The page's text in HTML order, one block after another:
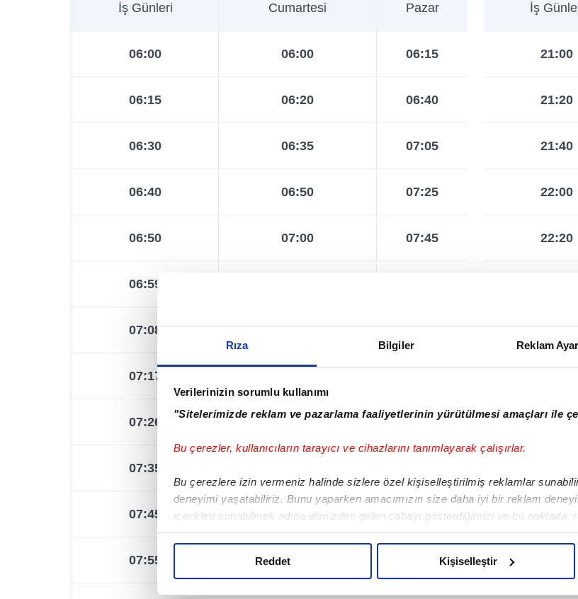
Rıza Bilgiler Reklam
Verilerinizin sorumlu kullanımı
"Sitelerimizde reklam ve pazarlama faaliyetlerinin yürütülmesi amaçları ile
Bu çerezler, kullanıcıların tarayıcı ve cihazlarını tanımlayarak çalışırlar.
Bu çerezlere izin vermeniz halinde sizlere özel kişiselleştirilmiş reklamlar
deneyimi yaşatabiliriz. Bunu yaparken amacımızın size daha iyi bir reklam
içerikleri sunabilmek adına elimizden gelen çabayı gösterdiğimizi ve bu noktada,
noktasında tek gelir kalemimiz olduğunu sizlere hatırlatmak isteriz.
Her halükârda, kullanıcılar, bu çerezlere izin vermedikleri takdirde, kullanıcılara
Reddet Kişiselleştir
İş Günleri Cumartesi Pazar
06:00 06:00 06:15
06:15 06:20 06:40
06:30 06:35 07:05
06:40 06:50 07:25
06:50 07:00 07:45
06:59
07:08 07:20 08:20
07:17
07:26 07:50 08:50
07:35
07:45 08:30 09:15
07:55 08:50
İş
21:00
21:20
21:40
22:00
22:20
23:00